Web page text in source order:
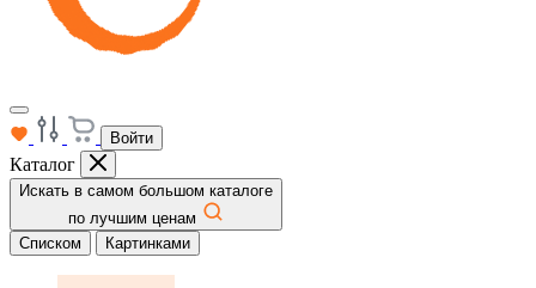
Войти
Каталог
Искать в самом большом каталоге
по лучшим ценам
Списком
Картинками